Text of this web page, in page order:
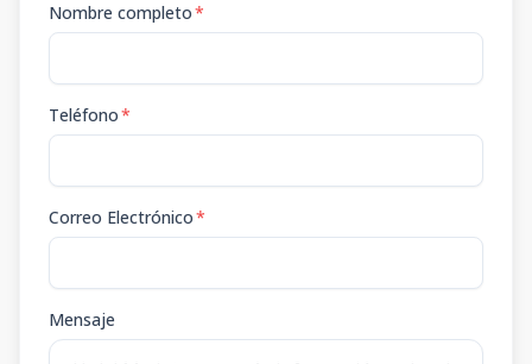
Nombre completo*
Teléfono*
Correo Electrónico*
Mensaje